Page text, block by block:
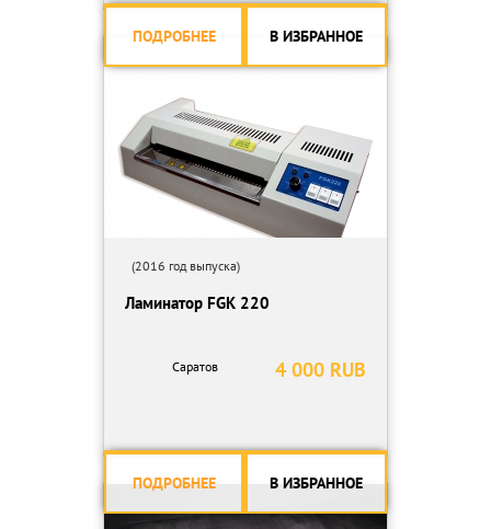
ПОДРОБНЕЕ В ИЗБРАННОЕ
(2016 год выпуска)
Ламинатор FGK 220
4 000 RUB
Саратов
ПОДРОБНЕЕ В ИЗБРАННОЕ